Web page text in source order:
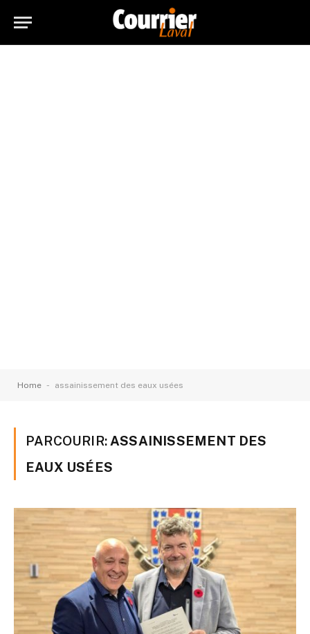
Home - assainissement des eaux usées
PARCOURIR: ASSAINISSEMENT DES
EAUX USÉES